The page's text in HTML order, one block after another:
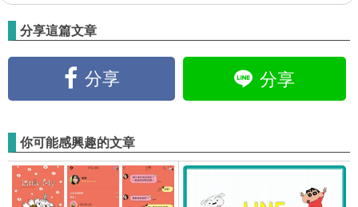
分享這篇文章
分享 分享
你可能感興趣的文章